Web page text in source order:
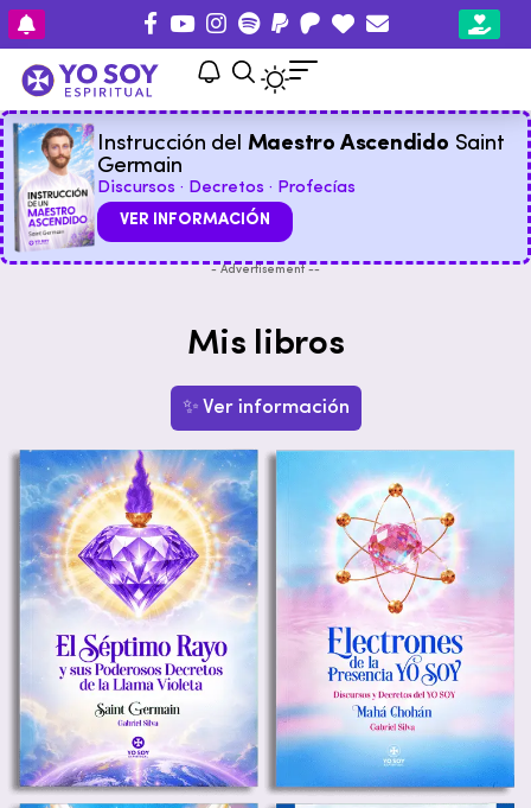
Instrucción del Maestro Ascendido Saint
Germain
Discursos · Decretos · Profecías
VER INFORMACIÓN
- Advertisement --
Mis libros
✨ Ver información